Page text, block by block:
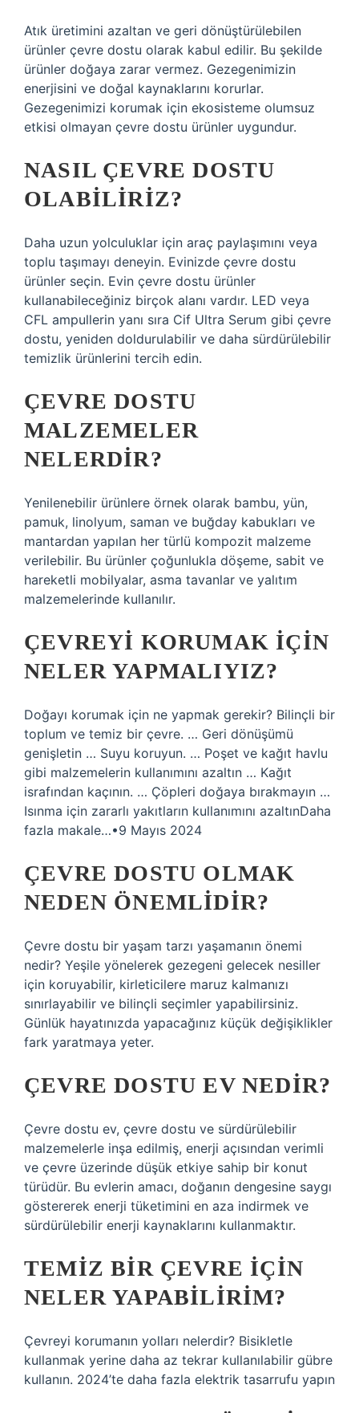
Atık üretimini azaltan ve geri dönüştürülebilen
ürünler çevre dostu olarak kabul edilir. Bu şekilde
ürünler doğaya zarar vermez. Gezegenimizin
enerjisini ve doğal kaynaklarını korurlar.
Gezegenimizi korumak için ekosisteme olumsuz
etkisi olmayan çevre dostu ürünler uygundur.
NASIL ÇEVRE DOSTU
OLABILIRIZ?
Daha uzun yolculuklar için araç paylaşımını veya
toplu taşımayı deneyin. Evinizde çevre dostu
ürünler seçin. Evin çevre dostu ürünler
kullanabileceğiniz birçok alanı vardır. LED veya
CFL ampullerin yanı sıra Cif Ultra Serum gibi çevre
dostu, yeniden doldurulabilir ve daha sürdürülebilir
temizlik ürünlerini tercih edin.
ÇEVRE DOSTU
MALZEMELER
NELERDIR?
Yenilenebilir ürünlere örnek olarak bambu, yün,
pamuk, linolyum, saman ve buğday kabukları ve
mantardan yapılan her türlü kompozit malzeme
verilebilir. Bu ürünler çoğunlukla döşeme, sabit ve
hareketli mobilyalar, asma tavanlar ve yalıtım
malzemelerinde kullanılır.
ÇEVREYI KORUMAK IÇIN
NELER YAPMALIYIZ?
Doğayı korumak için ne yapmak gerekir? Bilinçli bir
toplum ve temiz bir çevre. … Geri dönüşümü
genişletin … Suyu koruyun. … Poşet ve kağıt havlu
gibi malzemelerin kullanımını azaltın … Kağıt
israfından kaçının. … Çöpleri doğaya bırakmayın …
Isınma için zararlı yakıtların kullanımını azaltınDaha
fazla makale…•9 Mayıs 2024
ÇEVRE DOSTU OLMAK
NEDEN ÖNEMLIDIR?
Çevre dostu bir yaşam tarzı yaşamanın önemi
nedir? Yeşile yönelerek gezegeni gelecek nesiller
için koruyabilir, kirleticilere maruz kalmanızı
sınırlayabilir ve bilinçli seçimler yapabilirsiniz.
Günlük hayatınızda yapacağınız küçük değişiklikler
fark yaratmaya yeter.
ÇEVRE DOSTU EV NEDIR?
Çevre dostu ev, çevre dostu ve sürdürülebilir
malzemelerle inşa edilmiş, enerji açısından verimli
ve çevre üzerinde düşük etkiye sahip bir konut
türüdür. Bu evlerin amacı, doğanın dengesine saygı
göstererek enerji tüketimini en aza indirmek ve
sürdürülebilir enerji kaynaklarını kullanmaktır.
TEMIZ BIR ÇEVRE IÇIN
NELER YAPABILIRIM?
Çevreyi korumanın yolları nelerdir? Bisikletle
kullanmak yerine daha az tekrar kullanılabilir gübre
kullanın. 2024’te daha fazla elektrik tasarrufu yapın